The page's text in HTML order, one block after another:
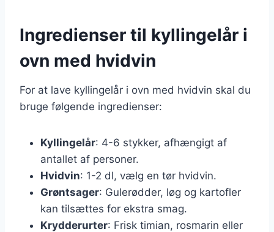
Ingredienser til kyllingelår i
ovn med hvidvin
For at lave kyllingelår i ovn med hvidvin skal du
bruge følgende ingredienser:
Kyllingelår: 4-6 stykker, afhængigt af
antallet af personer.
Hvidvin: 1-2 dl, vælg en tør hvidvin.
Grøntsager: Gulerødder, løg og kartofler
kan tilsættes for ekstra smag.
Krydderurter: Frisk timian, rosmarin eller